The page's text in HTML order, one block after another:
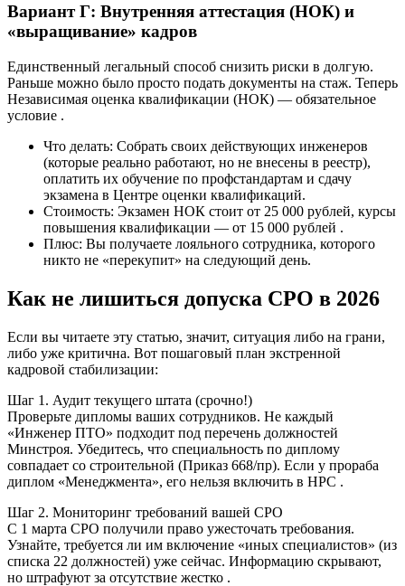
Вариант Г: Внутренняя аттестация (НОК) и
«выращивание» кадров
Единственный легальный способ снизить риски в долгую.
Раньше можно было просто подать документы на стаж. Теперь
Независимая оценка квалификации (НОК) — обязательное
условие .
Что делать: Собрать своих действующих инженеров
(которые реально работают, но не внесены в реестр),
оплатить их обучение по профстандартам и сдачу
экзамена в Центре оценки квалификаций.
Стоимость: Экзамен НОК стоит от 25 000 рублей, курсы
повышения квалификации — от 15 000 рублей .
Плюс: Вы получаете лояльного сотрудника, которого
никто не «перекупит» на следующий день.
Как не лишиться допуска СРО в 2026
Если вы читаете эту статью, значит, ситуация либо на грани,
либо уже критична. Вот пошаговый план экстренной
кадровой стабилизации:
Шаг 1. Аудит текущего штата (срочно!)
Проверьте дипломы ваших сотрудников. Не каждый
«Инженер ПТО» подходит под перечень должностей
Минстроя. Убедитесь, что специальность по диплому
совпадает со строительной (Приказ 668/пр). Если у прораба
диплом «Менеджмента», его нельзя включить в НРС .
Шаг 2. Мониторинг требований вашей СРО
С 1 марта СРО получили право ужесточать требования.
Узнайте, требуется ли им включение «иных специалистов» (из
списка 22 должностей) уже сейчас. Информацию скрывают,
но штрафуют за отсутствие жестко .